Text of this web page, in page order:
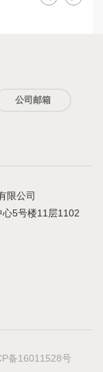
公司邮箱
限公司
5号楼11层1102
备16011528号